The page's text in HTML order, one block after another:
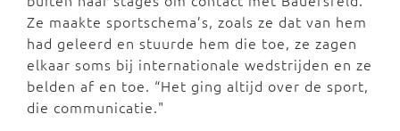
Ze maakte sportschema’s, zoals ze dat van hem
had geleerd en stuurde hem die toe, ze zagen
elkaar soms bij internationale wedstrijden en ze
belden af en toe. “Het ging altijd over de sport,
die communicatie."